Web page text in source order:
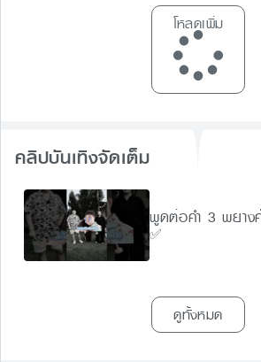
โหลดเพิ่ม
คลิปบันเทิงจัดเต็ม
พูดต่อคำ 3 พยาง
✅
ดูทั้งหมด